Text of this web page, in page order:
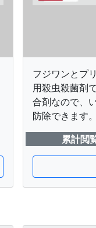
フジワンとプ
用殺虫殺菌剤
合剤なので、
防除できます
累計閲